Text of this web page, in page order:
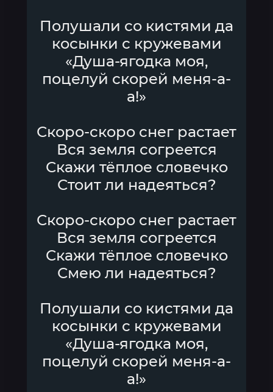
Полушали со кистями да
косынки с кружевами
«Душа-ягодка моя,
поцелуй скорей меня-а-
а!»
Скоро-скоро снег растает
Вся земля согреется
Скажи тёплое словечко
Стоит ли надеяться?
Скоро-скоро снег растает
Вся земля согреется
Скажи тёплое словечко
Смею ли надеяться?
Полушали со кистями да
косынки с кружевами
«Душа-ягодка моя,
поцелуй скорей меня-а-
а!»